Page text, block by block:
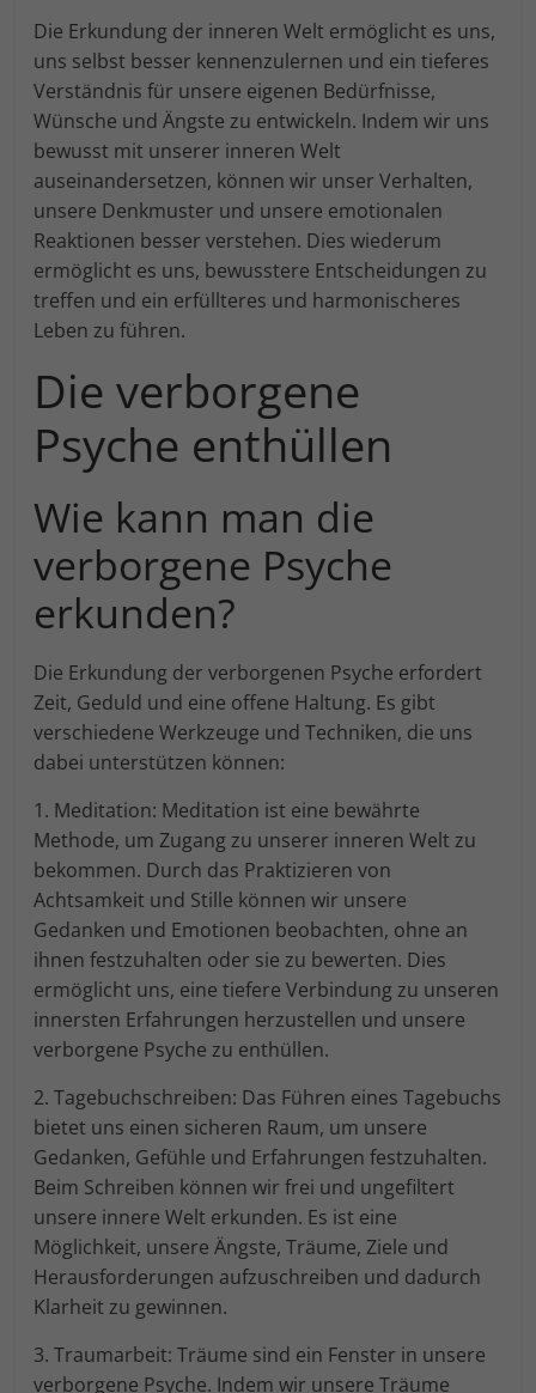
Die Erkundung der inneren Welt ermöglicht es uns,
uns selbst besser kennenzulernen und ein tieferes
Verständnis für unsere eigenen Bedürfnisse,
Wünsche und Ängste zu entwickeln. Indem wir uns
bewusst mit unserer inneren Welt
auseinandersetzen, können wir unser Verhalten,
unsere Denkmuster und unsere emotionalen
Reaktionen besser verstehen. Dies wiederum
ermöglicht es uns, bewusstere Entscheidungen zu
treffen und ein erfüllteres und harmonischeres
Leben zu führen.
Die verborgene
Psyche enthüllen
Wie kann man die
verborgene Psyche
erkunden?
Die Erkundung der verborgenen Psyche erfordert
Zeit, Geduld und eine offene Haltung. Es gibt
verschiedene Werkzeuge und Techniken, die uns
dabei unterstützen können:
1. Meditation: Meditation ist eine bewährte
Methode, um Zugang zu unserer inneren Welt zu
bekommen. Durch das Praktizieren von
Achtsamkeit und Stille können wir unsere
Gedanken und Emotionen beobachten, ohne an
ihnen festzuhalten oder sie zu bewerten. Dies
ermöglicht uns, eine tiefere Verbindung zu unseren
innersten Erfahrungen herzustellen und unsere
verborgene Psyche zu enthüllen.
2. Tagebuchschreiben: Das Führen eines Tagebuchs
bietet uns einen sicheren Raum, um unsere
Gedanken, Gefühle und Erfahrungen festzuhalten.
Beim Schreiben können wir frei und ungefiltert
unsere innere Welt erkunden. Es ist eine
Möglichkeit, unsere Ängste, Träume, Ziele und
Herausforderungen aufzuschreiben und dadurch
Klarheit zu gewinnen.
3. Traumarbeit: Träume sind ein Fenster in unsere
verborgene Psyche. Indem wir unsere Träume